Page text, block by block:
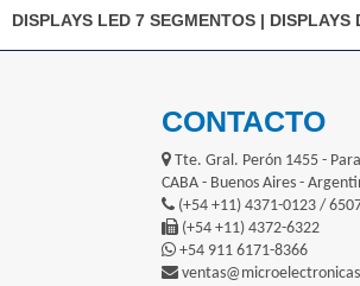
DISPLAYS LED 7 SEGMENTOS| DISPLAYS
CONTACTO
Tte. Gral. Perón 1455 -
CABA - Buenos Aires -
(+54 +11) 4371-0123 /
(+54 +11) 4372-6322
+54 911 6171-8366